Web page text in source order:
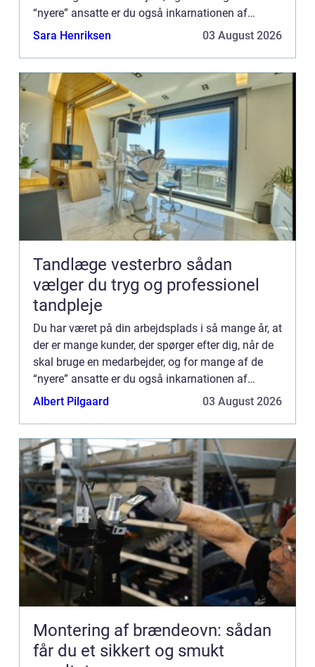
“nyere” ansatte er du også inkarnationen af
arbejdspladsen, for det virker til, du altid h...
Sara Henriksen 03 August 2026
Tandlæge vesterbro sådan
vælger du tryg og professionel
tandpleje
Du har været på din arbejdsplads i så mange år, at
der er mange kunder, der spørger efter dig, når de
skal bruge en medarbejder, og for mange af de
“nyere” ansatte er du også inkarnationen af
arbejdspladsen, for det virker til, du altid h...
Albert Pilgaard 03 August 2026
Montering af brændeovn: sådan
får du et sikkert og smukt